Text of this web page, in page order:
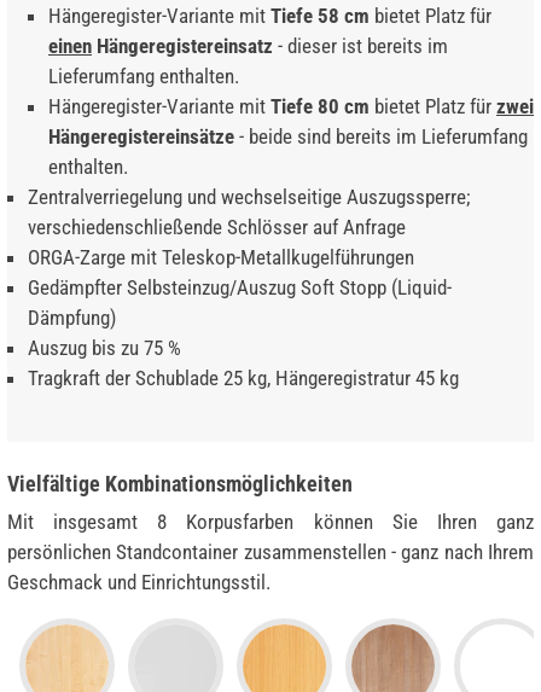
Hängeregister-Variante mit Tiefe 58 cm bietet Platz für
einen Hängeregistereinsatz - dieser ist bereits im
Lieferumfang enthalten.
Hängeregister-Variante mit Tiefe 80 cm bietet Platz für zwei
Hängeregistereinsätze - beide sind bereits im Lieferumfang
enthalten.
Zentralverriegelung und wechselseitige Auszugssperre;
verschiedenschließende Schlösser auf Anfrage
ORGA-Zarge mit Teleskop-Metallkugelführungen
Gedämpfter Selbsteinzug/Auszug Soft Stopp (Liquid-
Dämpfung)
Auszug bis zu 75 %
Tragkraft der Schublade 25 kg, Hängeregistratur 45 kg
Vielfältige Kombinationsmöglichkeiten
Mit insgesamt 8 Korpusfarben können Sie Ihren ganz
persönlichen Standcontainer zusammenstellen - ganz nach Ihrem
Geschmack und Einrichtungsstil.